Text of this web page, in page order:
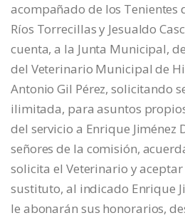
acompañado de los Tenientes
Ríos Torrecillas y Jesualdo
cuenta, a la Junta Municipal,
del Veterinario Municipal de
Antonio Gil Pérez, solicitando
ilimitada, para asuntos
del servicio a Enrique Jiménez
señores de la comisión,
solicita el Veterinario y
sustituto, al indicado Enrique
le abonarán sus honorarios,